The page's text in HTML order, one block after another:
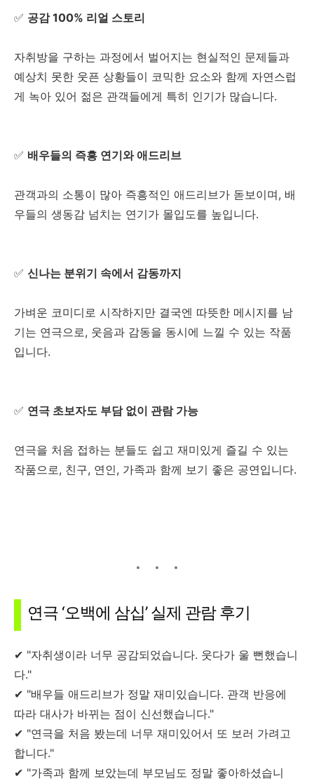
✅ 공감 100% 리얼 스토리
자취방을 구하는 과정에서 벌어지는 현실적인 문제들과
예상치 못한 웃픈 상황들이 코믹한 요소와 함께 자연스럽
게 녹아 있어 젊은 관객들에게 특히 인기가 많습니다.
✅ 배우들의 즉흥 연기와 애드리브
관객과의 소통이 많아 즉흥적인 애드리브가 돋보이며, 배
우들의 생동감 넘치는 연기가 몰입도를 높입니다.
✅ 신나는 분위기 속에서 감동까지
가벼운 코미디로 시작하지만 결국엔 따뜻한 메시지를 남
기는 연극으로, 웃음과 감동을 동시에 느낄 수 있는 작품
입니다.
✅ 연극 초보자도 부담 없이 관람 가능
연극을 처음 접하는 분들도 쉽고 재미있게 즐길 수 있는
작품으로, 친구, 연인, 가족과 함께 보기 좋은 공연입니다.
연극 ‘오백에 삼십’ 실제 관람 후기
✔ "자취생이라 너무 공감되었습니다. 웃다가 울 뻔했습니
다."
✔ "배우들 애드리브가 정말 재미있습니다. 관객 반응에
따라 대사가 바뀌는 점이 신선했습니다."
✔ "연극을 처음 봤는데 너무 재미있어서 또 보러 가려고
합니다."
✔ "가족과 함께 보았는데 부모님도 정말 좋아하셨습니